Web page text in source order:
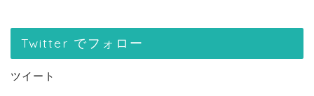
Twitter でフォロー
ツイート